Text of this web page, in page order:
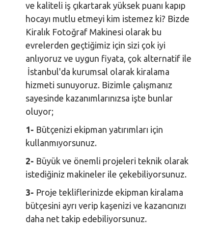
ve kaliteli iş çıkartarak yüksek puanı kapıp
hocayı mutlu etmeyi kim istemez ki? Bizde
Kiralık Fotoğraf Makinesi olarak bu
evrelerden geçtiğimiz için sizi çok iyi
anlıyoruz ve uygun fiyata, çok alternatif ile
İstanbul'da kurumsal olarak kiralama
hizmeti sunuyoruz. Bizimle çalışmanız
sayesinde kazanımlarınızsa işte bunlar
oluyor;
1- Bütçenizi ekipman yatırımları için
kullanmıyorsunuz.
2- Büyük ve önemli projeleri teknik olarak
istediğiniz makineler ile çekebiliyorsunuz.
3- Proje tekliflerinizde ekipman kiralama
bütçesini ayrı verip kaşenizi ve kazancınızı
daha net takip edebiliyorsunuz.